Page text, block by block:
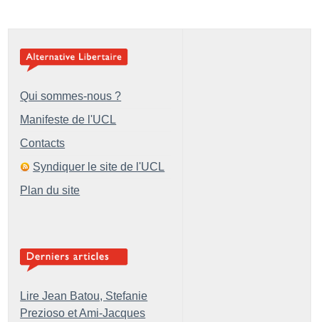
Qui sommes-nous ?
Manifeste de l'UCL
Contacts
Syndiquer le site de l'UCL
Plan du site
Lire Jean Batou, Stefanie
Prezioso et Ami-Jacques